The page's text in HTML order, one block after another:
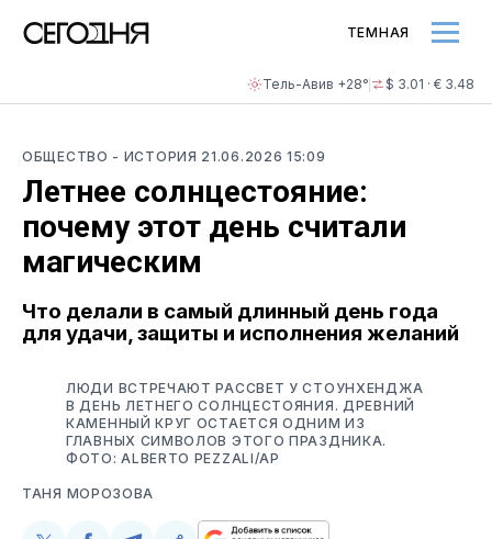
Тель-Авив +28° $ 3.01 · € 3.48
ТЕМНАЯ
ОБЩЕСТВО - ИСТОРИЯ 21.06.2026 15:09
Летнее солнцестояние:
почему этот день считали
магическим
Что делали в самый длинный день года
для удачи, защиты и исполнения желаний
ЛЮДИ ВСТРЕЧАЮТ РАССВЕТ У СТОУНХЕНДЖА
В ДЕНЬ ЛЕТНЕГО СОЛНЦЕСТОЯНИЯ. ДРЕВНИЙ
КАМЕННЫЙ КРУГ ОСТАЕТСЯ ОДНИМ ИЗ
ГЛАВНЫХ СИМВОЛОВ ЭТОГО ПРАЗДНИКА.
ФОТО: ALBERTO PEZZALI/AP
ТАНЯ МОРОЗОВА